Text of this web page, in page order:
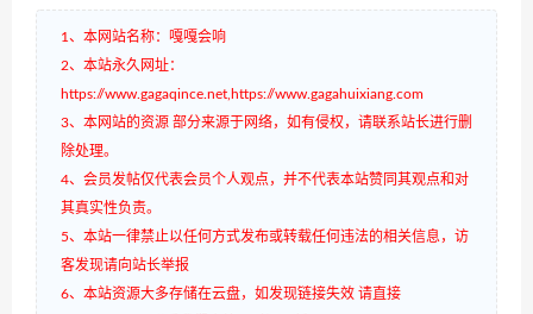
1、本网站名称：嘎嘎会响
2、本站永久网址：
https://www.gagaqince.net,https://www.gagahuixiang.com
3、本网站的资源 部分来源于网络，如有侵权，请联系站长进行删
除处理。
4、会员发帖仅代表会员个人观点，并不代表本站赞同其观点和对
其真实性负责。
5、本站一律禁止以任何方式发布或转载任何违法的相关信息，访
客发现请向站长举报
6、本站资源大多存储在云盘，如发现链接失效 请直接